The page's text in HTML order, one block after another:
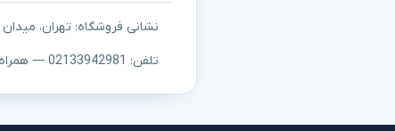
نشانی فروشگاه: تهران، میدان
تلفن: 02133942981 — همراه: ۰۹۱۲۳۰۵۳۱۰۷